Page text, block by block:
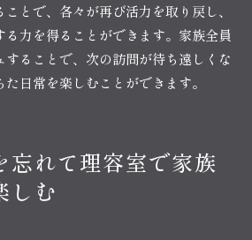
とで、各々が再び活力を取り戻し、
る力を得ることができます。家族全員
ることで、次の訪問が待ち遠しくな
日常を楽しむことができます。
忘れて理容室で家族
しむ